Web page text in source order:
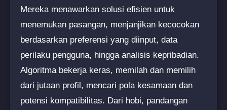
Mereka menawarkan solusi efisien untuk
menemukan pasangan, menjanjikan kecocokan
berdasarkan preferensi yang diinput, data
perilaku pengguna, hingga analisis kepribadian.
Algoritma bekerja keras, memilah dan memilih
dari jutaan profil, mencari pola kesamaan dan
potensi kompatibilitas. Dari hobi, pandangan